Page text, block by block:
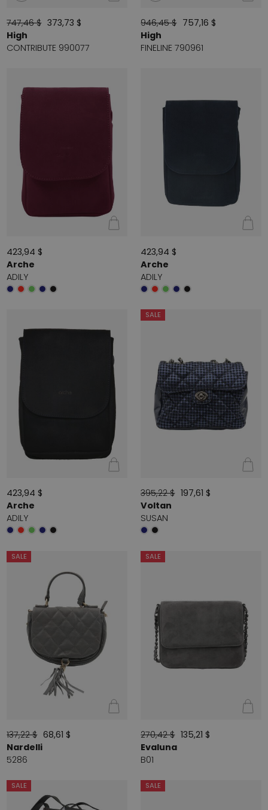
747,46 $ 373,73 $
High
CONTRIBUTE 990077
946,45 $ 757,16 $
High
FINELINE 790961
423,94 $
Arche
ADILY
423,94 $
Arche
ADILY
423,94 $
Arche
ADILY
SALE
395,22 $ 197,61 $
Voltan
SUSAN
SALE
137,22 $ 68,61 $
Nardelli
5286
SALE
270,42 $ 135,21 $
Evaluna
B01
SALE SALE